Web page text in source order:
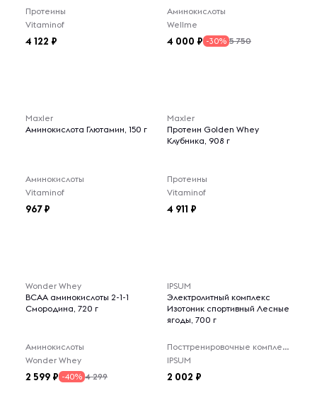
Протеины
Vitaminof
4 122
Аминокислоты
Wellme
4 000 -30% 5 750
Maxler
Аминокислота Глютамин, 150 г
Аминокислоты
Vitaminof
967
Maxler
Протеин Golden Whey
Клубника, 908 г
Протеины
Vitaminof
4 911
Wonder Whey
BCAA аминокислоты 2-1-1
Смородина, 720 г
Аминокислоты
Wonder Whey
2 599 -40% 4 299
IPSUM
Электролитный комплекс
Изотоник спортивный Лесные
ягоды, 700 г
Посттренировочные комплексы
IPSUM
2 002